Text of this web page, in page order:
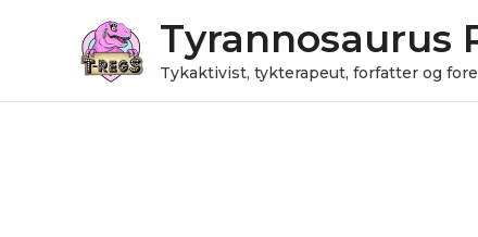
Tyrannosaurus
Tykaktivist, tykterapeut, forfatter og